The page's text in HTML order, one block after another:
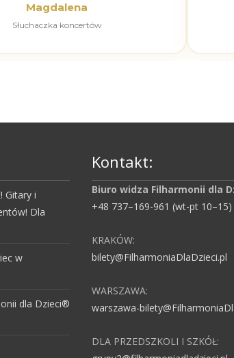
Magdalena
Słuchaczka koncertów
Gitary i
Dla
w
dla Dzieci®
Kontakt:
Biuro widza Filharmonii dla
+48 737–169-961 (wt-pt 10–15)
KRAKÓW:
bilety@FilharmoniaDlaDzieci.pl
WARSZAWA:
warszawa-
DLA PRZEDSZKOLI I SZKÓŁ: